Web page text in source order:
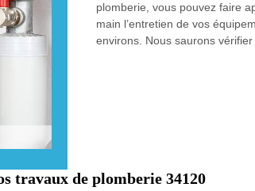
plomberie, vous pouvez faire
main l’entretien de vos
environs. Nous saurons
travaux de plomberie 34120